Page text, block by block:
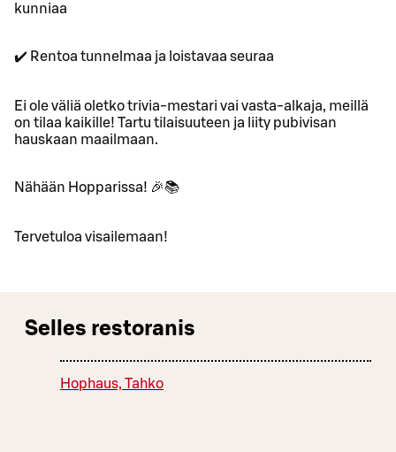
kunniaa
✔️ Rentoa tunnelmaa ja loistavaa seuraa
Ei ole väliä oletko trivia-mestari vai vasta-alkaja, meillä
on tilaa kaikille! Tartu tilaisuuteen ja liity pubivisan
hauskaan maailmaan.
Nähään Hopparissa! 🎉📚
Tervetuloa visailemaan!
Selles restoranis
Hophaus, Tahko